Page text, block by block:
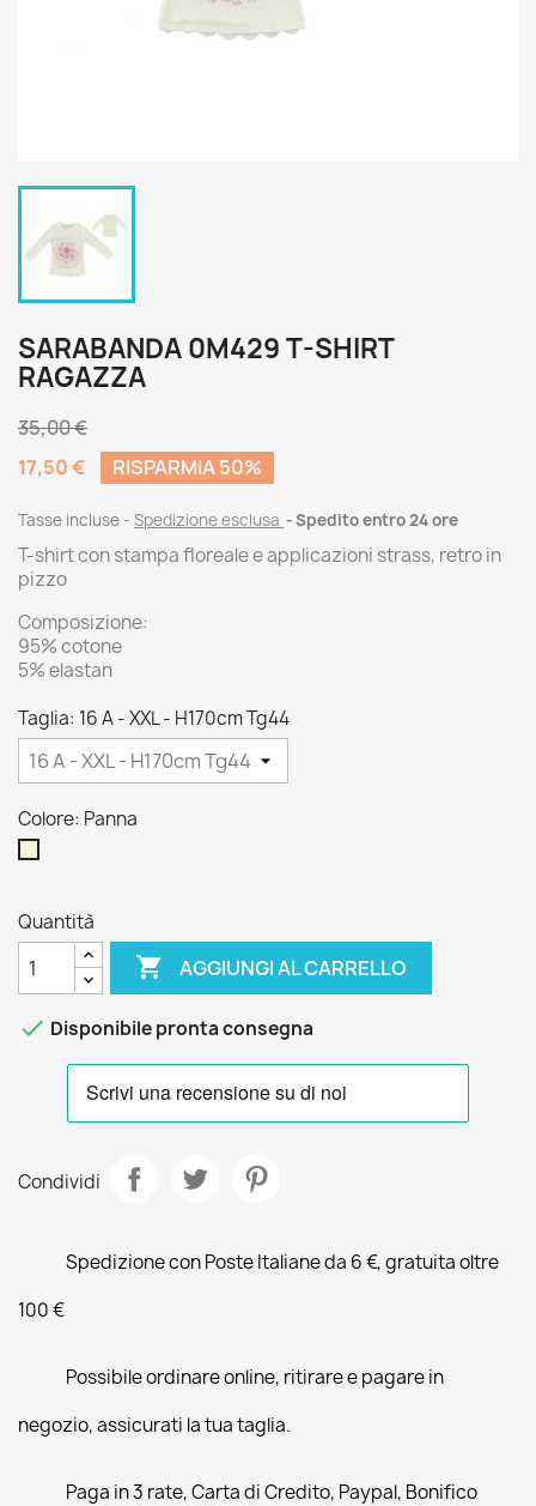
SARABANDA 0M429 T-SHIRT
RAGAZZA
35,00 €
17,50 €
RISPARMIA 50%
Tasse incluse Spedizione esclusa Spedito entro 24 ore
T-shirt con stampa floreale e applicazioni strass, retro in
pizzo
Composizione:
95% cotone
5% elastan
Taglia: 16 A - XXL - H170cm Tg44
Colore: Panna
Quantità
 AGGIUNGI AL CARRELLO
 Disponibile pronta consegna
Condividi
Spedizione con Poste Italiane da 6 €, gratuita oltre
100 €
Possibile ordinare online, ritirare e pagare in
negozio, assicurati la tua taglia.
Paga in 3 rate, Carta di Credito, Paypal, Bonifico